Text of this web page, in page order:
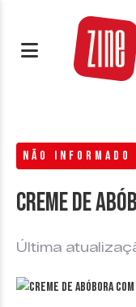
NÃO INFORMADO
Creme de
Última